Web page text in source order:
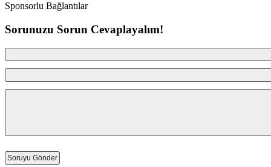
Sponsorlu Bağlantılar
Sorunuzu Sorun Cevaplayalım!